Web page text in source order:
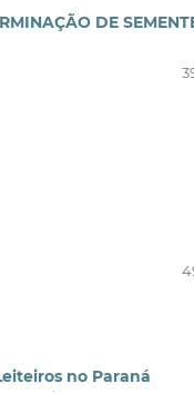
DE
no Paraná